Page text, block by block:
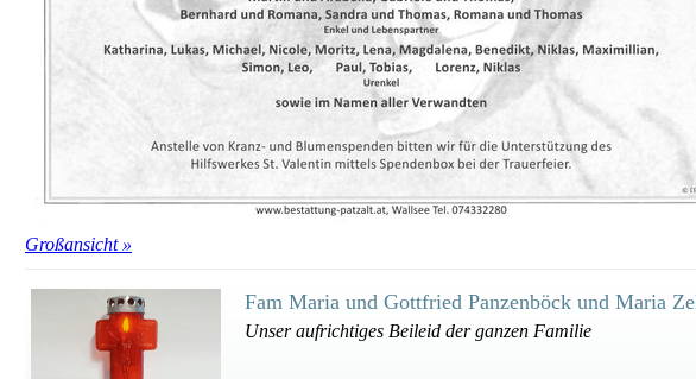
Großansicht »
Fam Maria und Gottfried Panzenböck und Maria
Unser aufrichtiges Beileid der ganzen Familie